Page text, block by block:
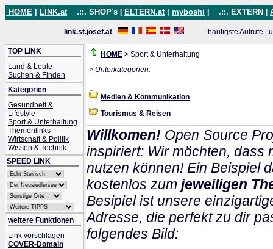
HOME LINK.at .::. SHOP's [ ELTERN.at myboshi ] .::. EXTERN [
link.st.josef.at häufigste Aufrufe
TOP LINK
Land & Leute
Suchen & Finden
Kategorien
Gesundheit &
Lifestyle
Sport & Unterhaltung
Themenlinks
Wirtschaft & Politik
Wissen & Technik
SPEED LINK
weitere Funktionen
Link vorschlagen
COVER-Domain
HOME > Sport & Unterhaltung
> Unterkategorien:
Medien & Kommunikation
Tourismus & Reisen
Willkomen! Open Source
inspiriert: Wir möchten, dass
nutzen können! Ein Beispiel
kostenlos zum jeweiligen
Besipiel ist unsere
Adresse, die perfekt zu dir
folgendes Bild: